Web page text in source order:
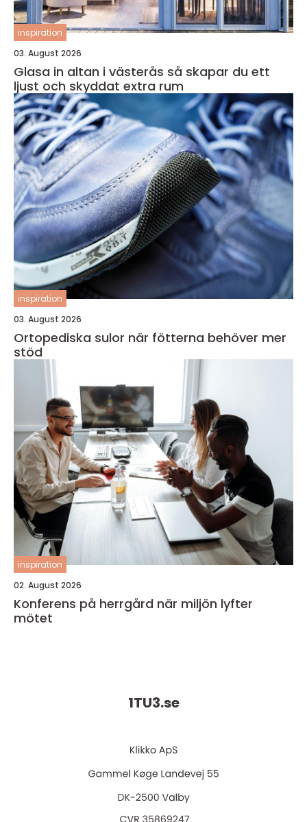
inspiration
03. August 2026
Glasa in altan i västerås så skapar du ett
ljust och skyddat extra rum
inspiration
03. August 2026
Ortopediska sulor när fötterna behöver mer
stöd
inspiration
02. August 2026
Konferens på herrgård när miljön lyfter
mötet
1TU3.se